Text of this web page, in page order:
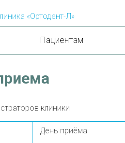
Пациентам
клиники
День приёма